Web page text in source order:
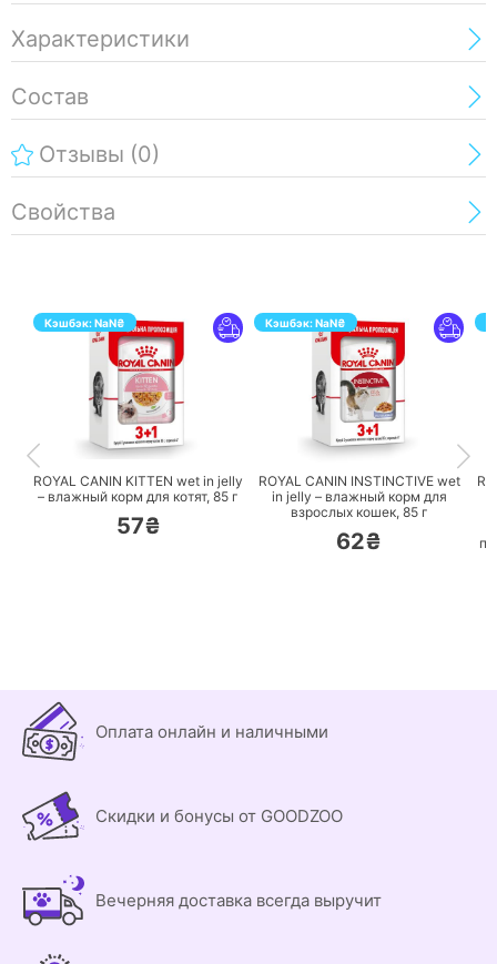
Характеристики
Состав
Отзывы (0)
Свойства
Кэшбэк:NaN₴
ПЕРЕЙТИ
ROYAL CANIN KITTEN wet in jelly
– влажный корм для котят, 85 г
57₴
Кэшбэк:NaN₴
ПЕРЕЙТИ
ROYAL CANIN INSTINCTIVE wet
in jelly – влажный корм для
взрослых кошек, 85 г
62₴
Оплата онлайн и наличными
Скидки и бонусы от GOODZOO
Вечерняя доставка всегда выручит